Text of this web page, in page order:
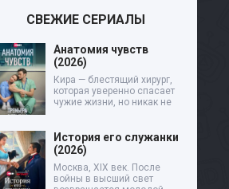
СВЕЖИЕ СЕРИАЛЫ
Анатомия чувств
(2026)
Кира — блестящий хирург,
которая уверенно спасает
чужие жизни, но никак не
История его служанки
(2026)
Москва, XIX век. После
войны в высший свет